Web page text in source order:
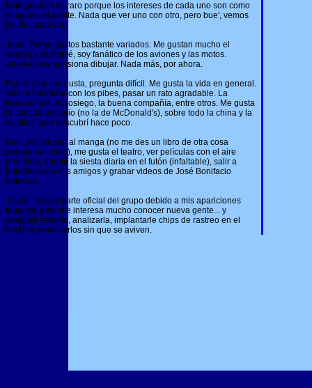
Este grupete es raro porque los intereses de cada uno son como
el agua y el aceite. Nada que ver uno con otro, pero bue', vemos
los de cada uno.
Juan: Tengo gustos bastante variados. Me gustan mucho el
manga y el animé, soy fanático de los aviones y las motos.
Además me apasiona dibujar. Nada más, por ahora.
Pablo: Qué me gusta, pregunta difícil. Me gusta la vida en general.
Salir a boludear con los pibes, pasar un rato agradable. La
tranquilidad, el sosiego, la buena compañía, entre otros. Me gusta
la comida en serio (no la de McDonald's), sobre todo la china y la
asiática, que descubrí hace poco.
Paul: Aficionado al manga (no me des un libro de otra cosa
porque no lo leo), me gusta el teatro, ver películas con el aire
prendido, dormir la siesta diaria en el futón (infaltable), salir a
boludear con mis amigos y grabar videos de José Bonifacio
(interna).
Taken: No soy parte oficial del grupo debido a mis apariciones
fugaces, pero me interesa mucho conocer nueva gente... y
después llevarla, analizarla, implantarle chips de rastreo en el
bocho y devolverlos sin que se aviven.